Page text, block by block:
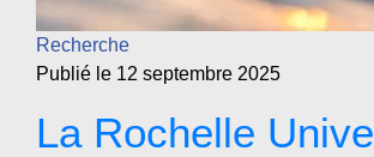
Recherche
Publié le 12 septembre 2025
La Rochelle